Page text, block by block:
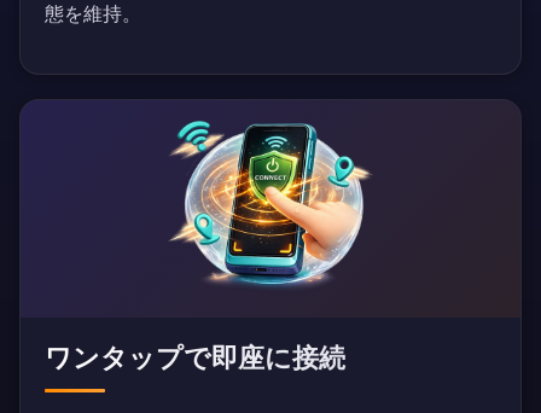
態を維持。
ワンタップで即座に接続